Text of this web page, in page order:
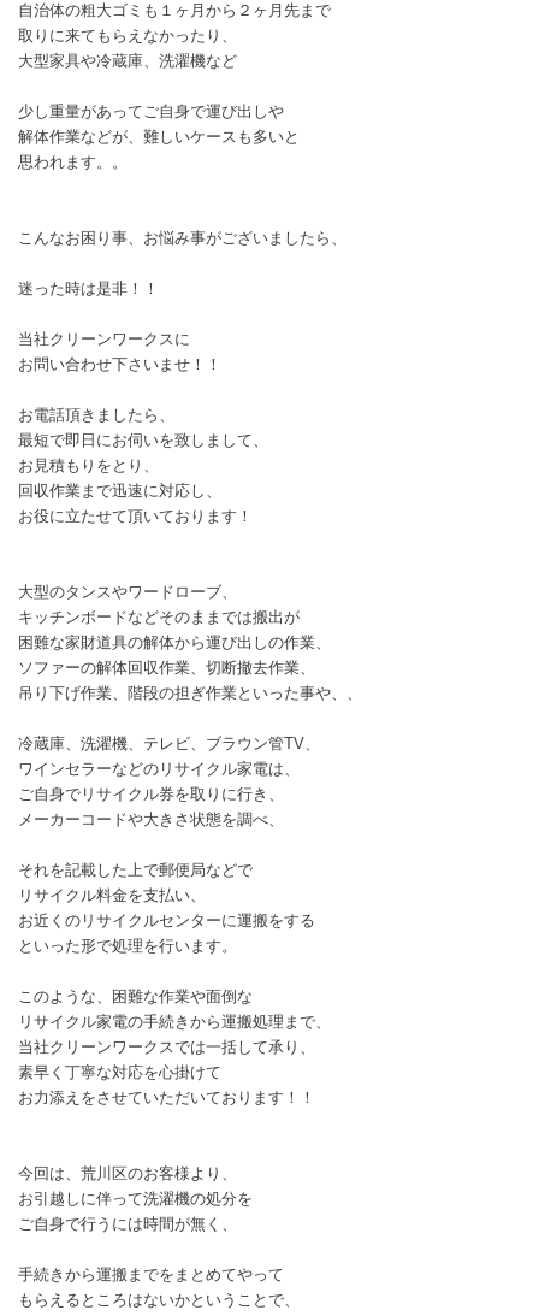
自治体の粗大ゴミも１ヶ月から２ヶ月先まで
取りに来てもらえなかったり、
大型家具や冷蔵庫、洗濯機など
少し重量があってご自身で運び出しや
解体作業などが、難しいケースも多いと
思われます。。
こんなお困り事、お悩み事がございましたら、
迷った時は是非！！
当社クリーンワークスに
お問い合わせ下さいませ！！
お電話頂きましたら、
最短で即日にお伺いを致しまして、
お見積もりをとり、
回収作業まで迅速に対応し、
お役に立たせて頂いております！
大型のタンスやワードローブ、
キッチンボードなどそのままでは搬出が
困難な家財道具の解体から運び出しの作業、
ソファーの解体回収作業、切断撤去作業、
吊り下げ作業、階段の担ぎ作業といった事や、、
冷蔵庫、洗濯機、テレビ、ブラウン管TV、
ワインセラーなどのリサイクル家電は、
ご自身でリサイクル券を取りに行き、
メーカーコードや大きさ状態を調べ、
それを記載した上で郵便局などで
リサイクル料金を支払い、
お近くのリサイクルセンターに運搬をする
といった形で処理を行います。
このような、困難な作業や面倒な
リサイクル家電の手続きから運搬処理まで、
当社クリーンワークスでは一括して承り、
素早く丁寧な対応を心掛けて
お力添えをさせていただいております！！
今回は、荒川区のお客様より、
お引越しに伴って洗濯機の処分を
ご自身で行うには時間が無く、
手続きから運搬までをまとめてやって
もらえるところはないかということで、